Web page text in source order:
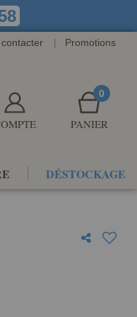
| Promotions
0
PANIER
DÉSTOCKAGE